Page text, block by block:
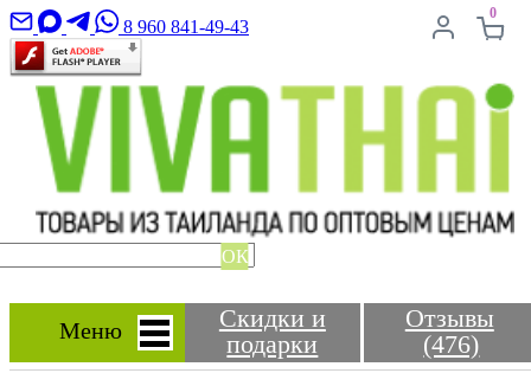
8 960 841-49-43
0
ОК
Меню
Скидки и
подарки
Отзывы
(476)